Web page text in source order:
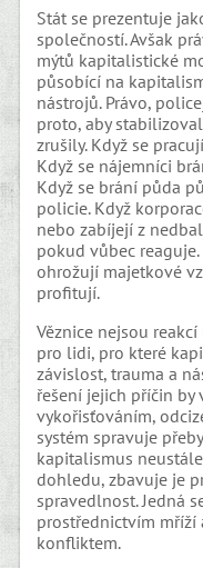
Stát se prezentuje
společností. Avšak
mýtů kapitalistické
působící na
nástrojů. Právo,
proto, aby
zrušily. Když se
Když se nájemníci
Když se brání půda
policie. Když
nebo zabíjejí z
pokud vůbec
ohrožují majetkové
profitují.
Věznice nejsou
pro lidi, pro které
závislost, trauma a
řešení jejich příčin
vykořisťováním,
systém spravuje
kapitalismus
dohledu, zbavuje je
spravedlnost. Jedná
prostřednictvím mříží
konfliktem.